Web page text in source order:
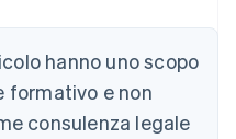
hanno uno scopo
formativo e non
consulenza legale